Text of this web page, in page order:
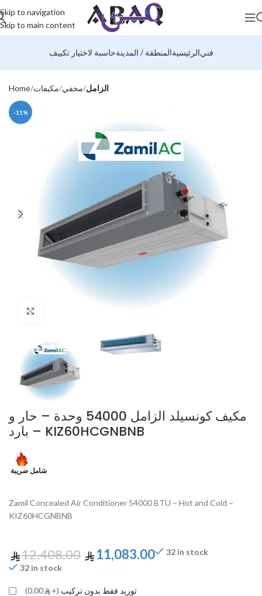
Skip to navigation
Skip to main content
حاسبة لاختيار تكييفالمنطقة / المدينةالرئيسيةفني
Home مكيفات مخفي الزامل
-11%
مكيف كونسيلد الزامل 54000 وحدة – حار و
بارد – KIZ60HCGNBNB
Zamil Concealed Air Conditioner 54000 BTU – Hot and Cold –
KIZ60HCGNBNB
12,408.00 11,083.00
32 in stock
32 in stock
توريد فقط بدون تركيب (+
0.00)